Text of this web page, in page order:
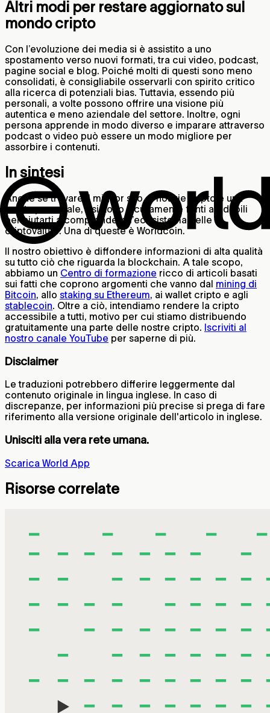
Altri modi per restare aggiornato sul
mondo cripto
Con l’evoluzione dei media si è assistito a uno
spostamento verso nuovi formati, tra cui video, podcast,
pagine social e blog. Poiché molti di questi sono meno
consolidati, è consigliabile osservarli con spirito critico
alla ricerca di potenziali bias. Tuttavia, essendo più
personali, a volte possono offrire una visione più
autentica e meno aziendale del settore. Inoltre, ogni
persona apprende in modo diverso e imparare attraverso
podcast o video può essere un modo migliore per
assorbire i contenuti.
In sintesi
Anche se trovare il miglior sito di notizie cripto è una
scelta personale, esistono sicuramente fonti affidabili
per aiutarti a comprendere l’ecosistema delle
criptovalute. Una di queste è Worldcoin.
Il nostro obiettivo è diffondere informazioni di alta qualità
su tutto ciò che riguarda la blockchain. A tale scopo,
abbiamo un Centro di formazione ricco di articoli basati
sui fatti che coprono argomenti che vanno dal mining di
Bitcoin, allo staking su Ethereum, ai wallet cripto e agli
stablecoin. Oltre a ciò, intendiamo rendere la cripto
accessibile a tutti, motivo per cui stiamo distribuendo
gratuitamente una parte delle nostre cripto. Iscriviti al
nostro canale YouTube per saperne di più.
Disclaimer
Le traduzioni potrebbero differire leggermente dal
contenuto originale in lingua inglese. In caso di
discrepanze, per informazioni più precise si prega di fare
riferimento alla versione originale dell'articolo in inglese.
Unisciti alla vera rete umana.
Scarica World App
Risorse correlate